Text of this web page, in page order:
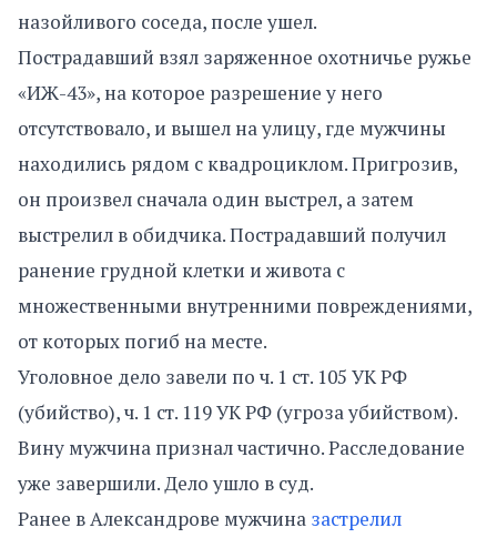
назойливого соседа, после ушел.
Пострадавший взял заряженное охотничье ружье
«ИЖ-43», на которое разрешение у него
отсутствовало, и вышел на улицу, где мужчины
находились рядом с квадроциклом. Пригрозив,
он произвел сначала один выстрел, а затем
выстрелил в обидчика. Пострадавший получил
ранение грудной клетки и живота с
множественными внутренними повреждениями,
от которых погиб на месте.
Уголовное дело завели по ч. 1 ст. 105 УК РФ
(убийство), ч. 1 ст. 119 УК РФ (угроза убийством).
Вину мужчина признал частично. Расследование
уже завершили. Дело ушло в суд.
Ранее в Александрове мужчина застрелил